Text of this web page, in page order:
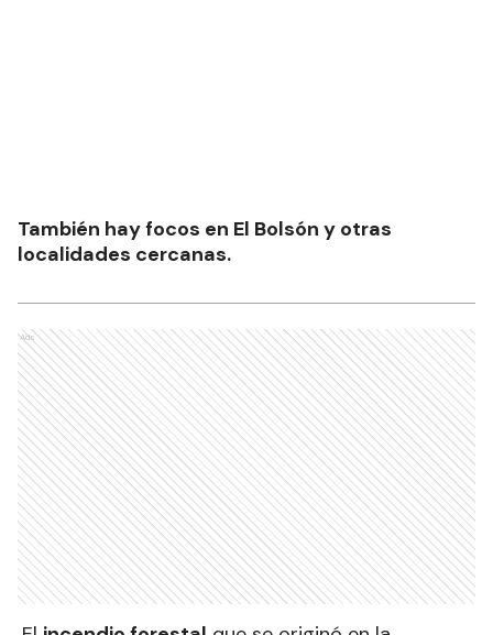
También hay focos en El Bolsón y otras
localidades cercanas.
Ads